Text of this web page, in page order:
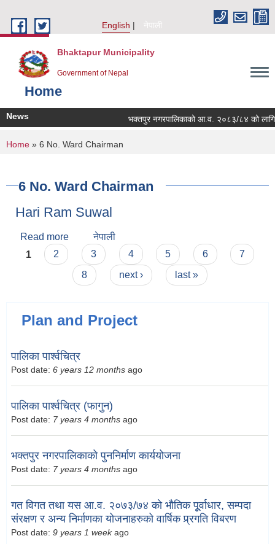
English
नेपाली
Bhaktapur Municipality
Government of Nepal
Home
News भक्तपुर नगरपालिकाको आ.व. २०८३/८४ को लागि
You are here
Home » 6 No. Ward Chairman
6 No. Ward Chairman
Hari Ram Suwal
Read more about Hari Ram Suwal
नेपाली
Pages
1 2 3 4 5 6
7
8
next › last »
Plan and Project
पालिका पार्श्वचित्र
Post date: 6 years 12 months ago
पालिका पार्श्वचित्र (फागुन)
Post date: 7 years 4 months ago
भक्तपुर नगरपालिकाको पुननिर्माण कार्ययोजना
Post date: 7 years 4 months ago
गत विगत तथा यस आ.व. २०७३/७४ को भौतिक पूूर्वाधार, सम्पदा
संरक्षण र अन्य निर्माणका योजनाहरुको वार्षिक प्र्रगति विबरण
Post date: 9 years 1 weekago